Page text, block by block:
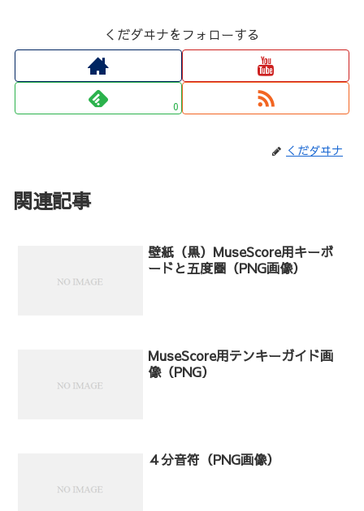
くだダヰナをフォローする
0
くだダヰナ
関連記事
壁紙（黒）MuseScore用キーボ
ードと五度圏（PNG画像）
MuseScore用テンキーガイド画
像（PNG）
４分音符（PNG画像）